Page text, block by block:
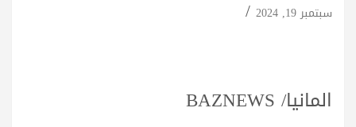
سبتمبر 19, 2024
المانيا/ BAZNEWS